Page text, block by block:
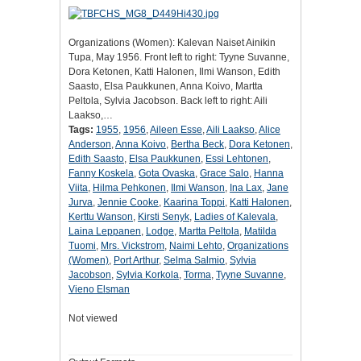
Organizations (Women): Kalevan Naiset Ainikin
Tupa, May 1956. Front left to right: Tyyne Suvanne,
Dora Ketonen, Katti Halonen, Ilmi Wanson, Edith
Saasto, Elsa Paukkunen, Anna Koivo, Martta
Peltola, Sylvia Jacobson. Back left to right: Aili
Laakso,…
Tags: 1955, 1956,Aileen Esse,Aili Laakso,Alice
Anderson,Anna Koivo, Bertha Beck, Dora Ketonen,
Edith Saasto, Elsa Paukkunen, Essi Lehtonen,
Fanny Koskela, Gota Ovaska, Grace Salo, Hanna
Viita, Hilma Pehkonen, Ilmi Wanson, Ina Lax, Jane
Jurva, Jennie Cooke, Kaarina Toppi, Katti Halonen,
Kerttu Wanson, Kirsti Senyk, Ladies of Kalevala,
Laina Leppanen, Lodge, Martta Peltola, Matilda
Tuomi, Mrs. Vickstrom, Naimi Lehto, Organizations
(Women), Port Arthur, Selma Salmio, Sylvia
Jacobson, Sylvia Korkola, Torma, Tyyne Suvanne,
Vieno Elsman
Not viewed